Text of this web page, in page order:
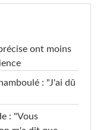
ont moins
: "J'ai dû
: "Vous